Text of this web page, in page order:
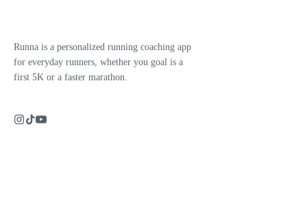
Runna is a personalized running coaching app
for everyday runners, whether you goal is a
first 5K or a faster marathon.